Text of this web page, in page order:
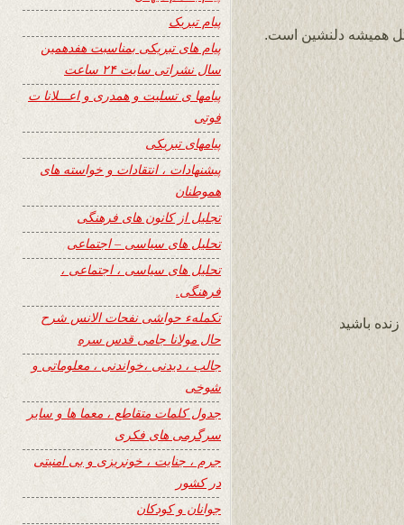
همیشه دلنشین است.
باشید
پیام تبریک
پیام های تبریکی بمناسبت هفدهمین
سال نشراتی سایت ۲۴ ساعت
پیامها ی تسلیت و همدری و اعـــلانا ت
فوتی
پیامهای تبریکی
پیشنهادات ، انتقادات و خواسته های
هموطنان
تجلیل از کانون های فرهنگی
تحلیل های سیاسی – اجتماعی
تحلیل های سیاسی ، اجتماعی ،
فرهنگی.
تکملهء حواشی نفحات الانس شرح
حال مولانا جامی قدس سره
جالب ، دیدنی ،خواندنی ، معلوماتی و
شوخی
جدول کلمات متقاطع ، معما ها و سایر
سرگرمی های فکری
جرم ، جنایت ، خونریزی و بی امنیتی
در کشور
جوانان و کودکان